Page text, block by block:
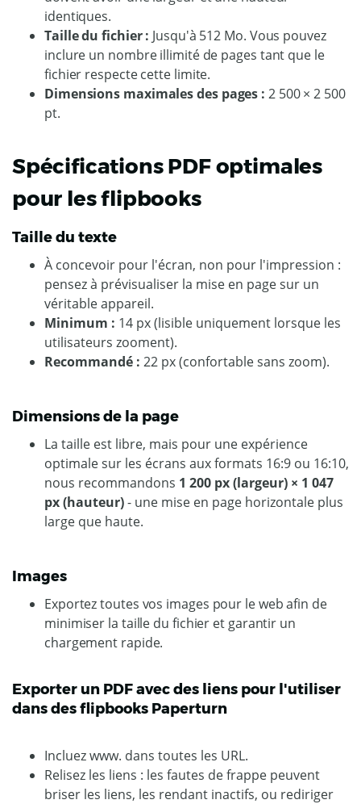
identiques.
Taille du fichier : Jusqu'à 512 Mo. Vous pouvez
inclure un nombre illimité de pages tant que le
fichier respecte cette limite.
Dimensions maximales des pages :2 500 × 2 500
pt.
Spécifications PDF optimales
pour les flipbooks
Taille du texte
À concevoir pour l'écran, non pour l'impression :
pensez à prévisualiser la mise en page sur un
véritable appareil.
Minimum : 14 px (lisible uniquement lorsque les
utilisateurs zooment).
Recommandé : 22 px (confortable sans zoom).
Dimensions de la page
La taille est libre, mais pour une expérience
optimale sur les écrans aux formats 16:9 ou 16:10,
nous recommandons 1 200 px (largeur) × 1 047
px (hauteur)- une mise en page horizontale plus
large que haute.
Images
Exportez toutes vos images pour le web afin de
minimiser la taille du fichier et garantir un
chargement rapide.
Exporter un PDF avec des liens pour l'utiliser
dans des flipbooks Paperturn
Incluez www. dans toutes les URL.
Relisez les liens : les fautes de frappe peuvent
briser les liens, les rendant inactifs, ou rediriger